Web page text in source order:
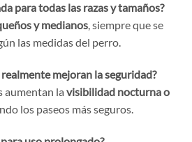
para todas las razas y tamaños?
y medianos, siempre que se
las medidas del perro.
mejoran la seguridad?
aumentan la visibilidad nocturna o
los paseos más seguros.